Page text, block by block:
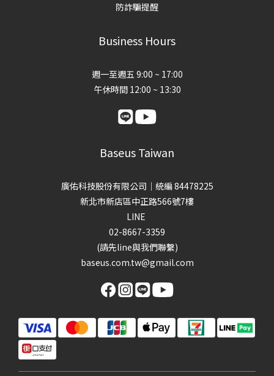
防詐騙提醒
Business Hours
週一至週五 9:00 ~ 17:00
午休時間 12:00 ~ 13:30
Baseus Taiwan
廣佑科技股份有限公司｜統編 84478225
新北市新店區中正路566號7樓
LINE
02-8667-3359
(請先line與我們聯繫)
baseus.com.tw@gmail.com